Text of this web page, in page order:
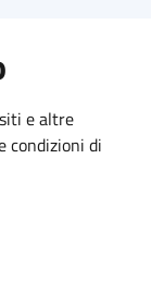
e altre
condizioni di